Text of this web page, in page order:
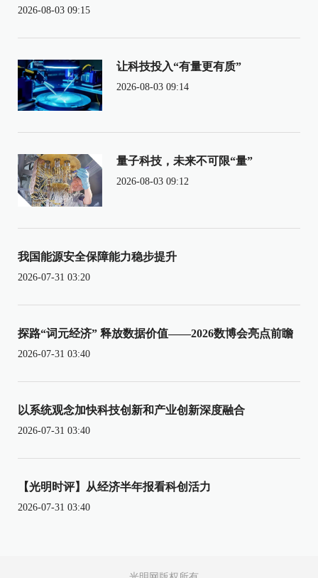
2026-08-03 09:15
让科技投入“有量更有质”
2026-08-03 09:14
量子科技，未来不可限“量”
2026-08-03 09:12
我国能源安全保障能力稳步提升
2026-07-31 03:20
探路“词元经济” 释放数据价值——2026数博会亮点前瞻
2026-07-31 03:40
以系统观念加快科技创新和产业创新深度融合
2026-07-31 03:40
【光明时评】从经济半年报看科创活力
2026-07-31 03:40